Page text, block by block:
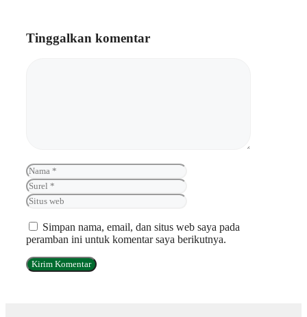
Tinggalkan komentar
Nama
Simpan nama, email, dan situs web saya pada
peramban ini untuk komentar saya berikutnya.